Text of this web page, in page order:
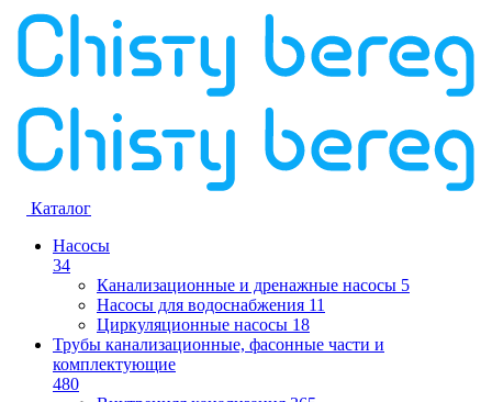
Каталог
Насосы
34
Канализационные и дренажные насосы 5
Насосы для водоснабжения 11
Циркуляционные насосы 18
Трубы канализационные, фасонные части и
комплектующие
480